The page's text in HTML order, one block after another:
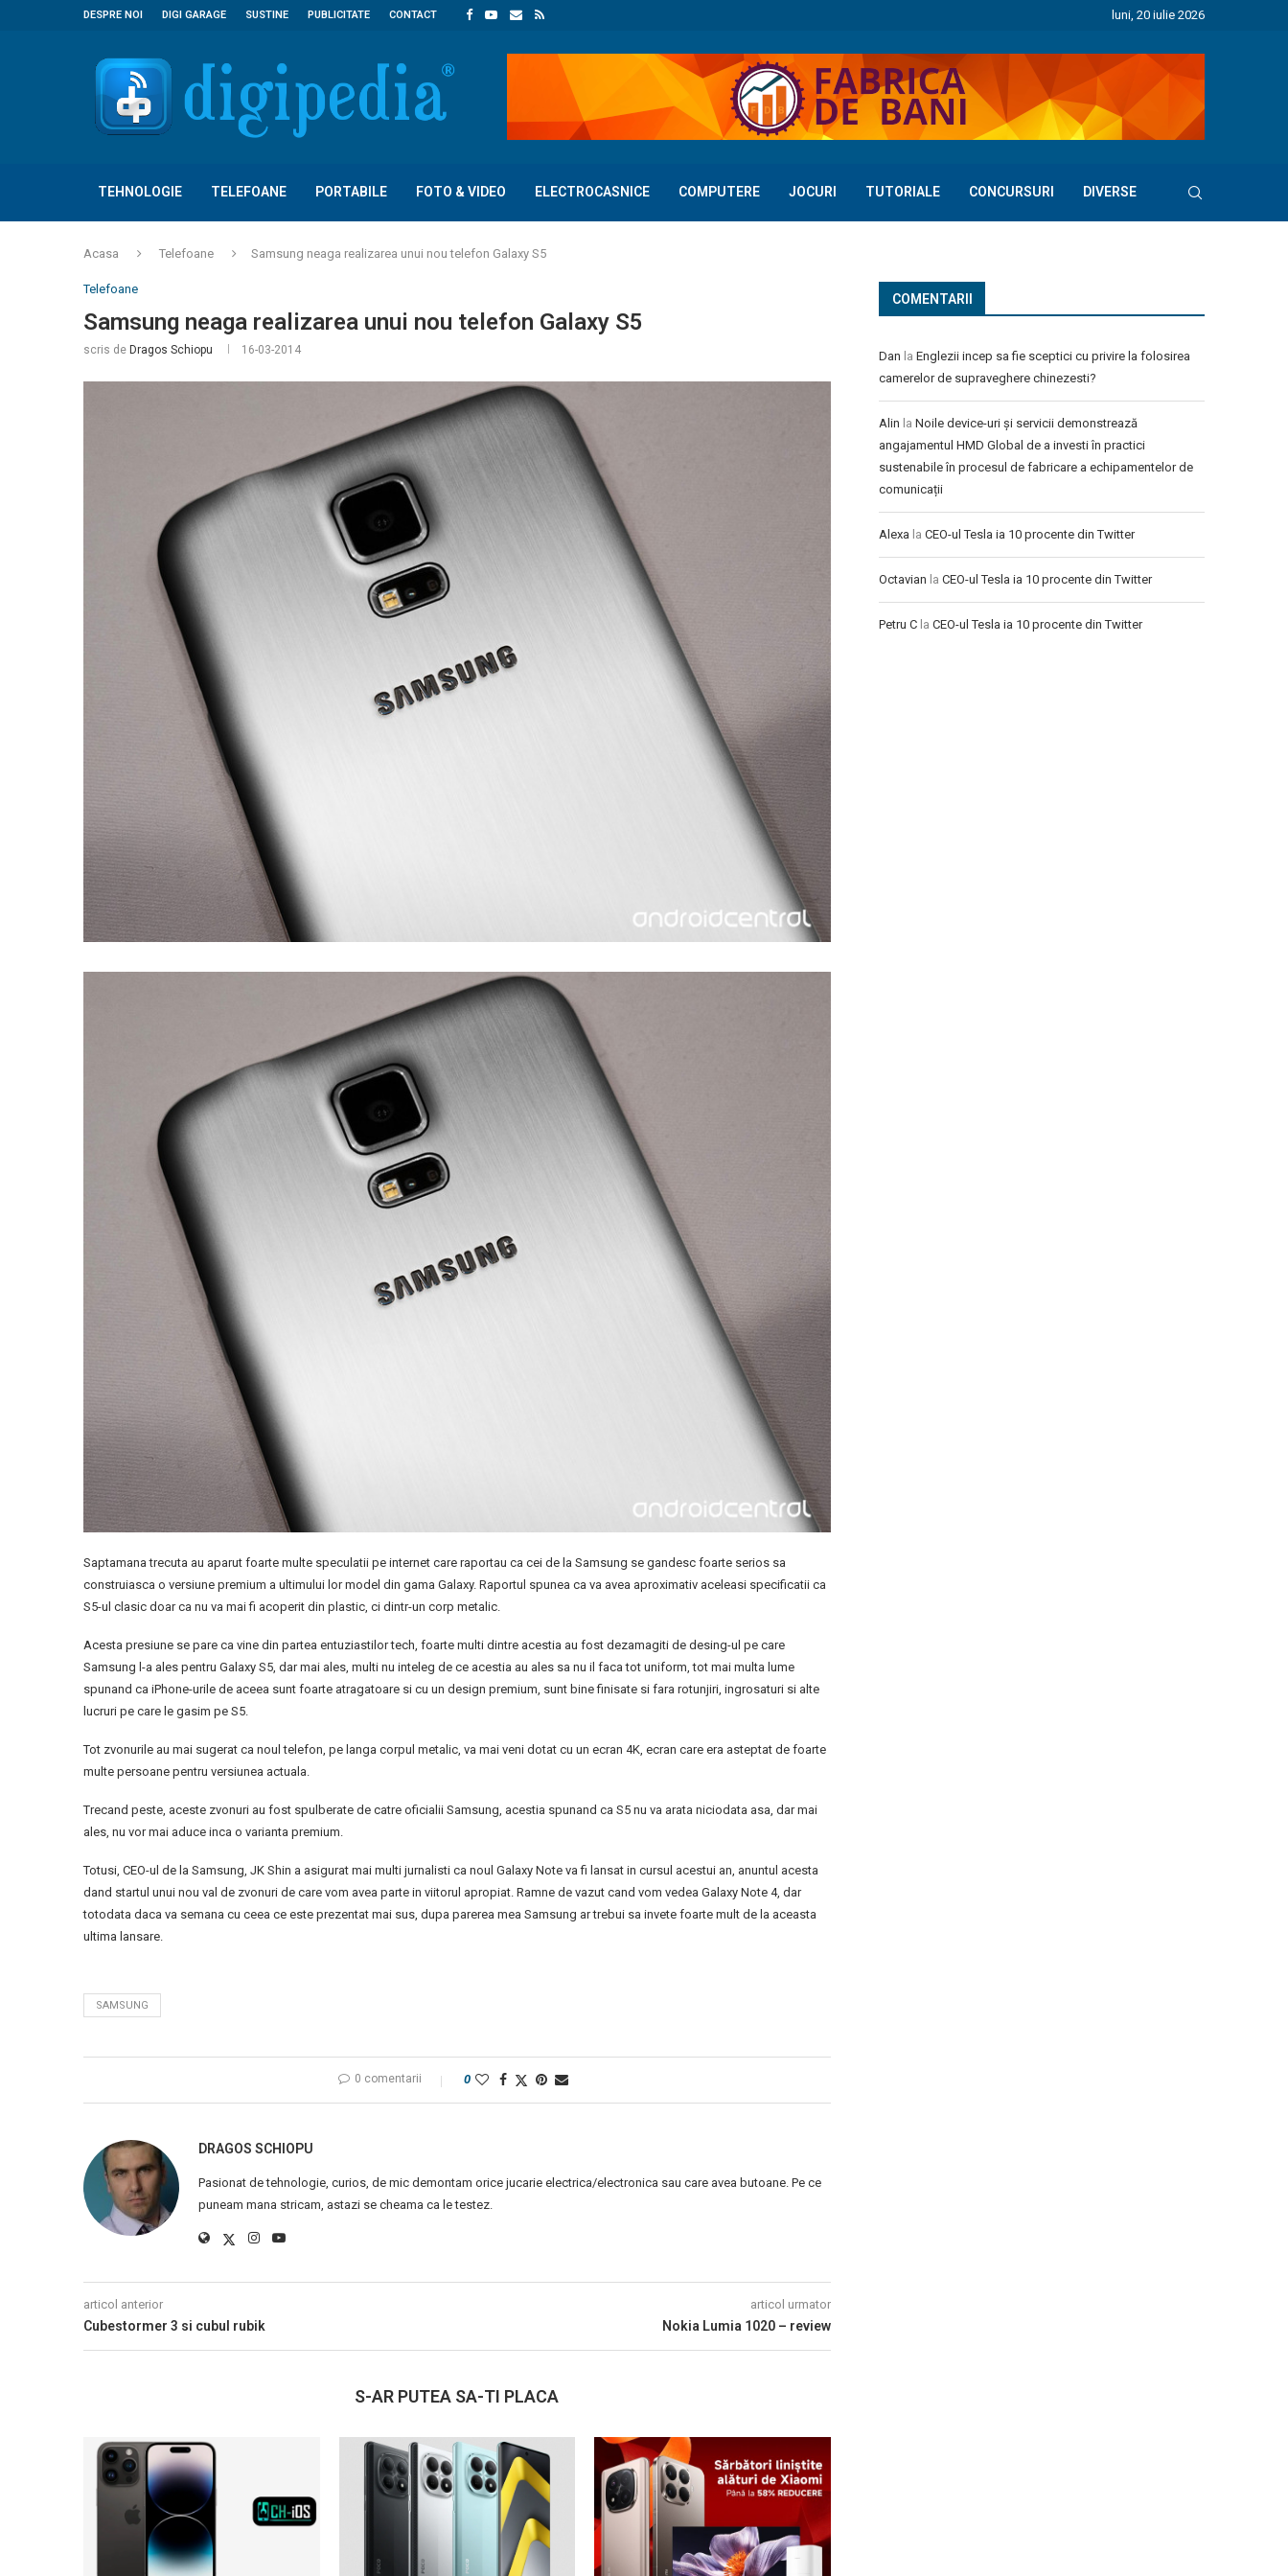
DESPRE NOI DIGI GARAGE SUSTINE PUBLICITATE CONTACT luni, 20 iulie 2026
TEHNOLOGIE TELEFOANE PORTABILE FOTO & VIDEO ELECTROCASNICE COMPUTERE JOCURI TUTORIALE CONCURSURI DIVERSE
Acasa Telefoane Samsung neaga realizarea unui nou telefon Galaxy S5
Telefoane
Samsung neaga realizarea unui nou telefon Galaxy S5
scris de Dragos Schiopu 16-03-2014
Saptamana trecuta au aparut foarte multe speculatii pe internet care raportau ca cei de la Samsung se gandesc foarte serios sa
construiasca o versiune premium a ultimului lor model din gama Galaxy. Raportul spunea ca va avea aproximativ aceleasi specificatii ca
S5-ul clasic doar ca nu va mai fi acoperit din plastic, ci dintr-un corp metalic.
Acesta presiune se pare ca vine din partea entuziastilor tech, foarte multi dintre acestia au fost dezamagiti de desing-ul pe care
Samsung l-a ales pentru Galaxy S5, dar mai ales, multi nu inteleg de ce acestia au ales sa nu il faca tot uniform, tot mai multa lume
spunand ca iPhone-urile de aceea sunt foarte atragatoare si cu un design premium, sunt bine finisate si fara rotunjiri, ingrosaturi si alte
lucruri pe care le gasim pe S5.
Tot zvonurile au mai sugerat ca noul telefon, pe langa corpul metalic, va mai veni dotat cu un ecran 4K, ecran care era asteptat de foarte
multe persoane pentru versiunea actuala.
Trecand peste, aceste zvonuri au fost spulberate de catre oficialii Samsung, acestia spunand ca S5 nu va arata niciodata asa, dar mai
ales, nu vor mai aduce inca o varianta premium.
Totusi, CEO-ul de la Samsung, JK Shin a asigurat mai multi jurnalisti ca noul Galaxy Note va fi lansat in cursul acestui an, anuntul acesta
dand startul unui nou val de zvonuri de care vom avea parte in viitorul apropiat. Ramne de vazut cand vom vedea Galaxy Note 4, dar
totodata daca va semana cu ceea ce este prezentat mai sus, dupa parerea mea Samsung ar trebui sa invete foarte mult de la aceasta
ultima lansare.
SAMSUNG
0 comentarii 0
DRAGOS SCHIOPU
Pasionat de tehnologie, curios, de mic demontam orice jucarie electrica/electronica sau care avea butoane. Pe ce
puneam mana stricam, astazi se cheama ca le testez.
articol anterior
Cubestormer 3 si cubul rubik
articol urmator
Nokia Lumia 1020 – review
S-AR PUTEA SA-TI PLACA
COMENTARII
Dan la Englezii incep sa fie sceptici cu privire la folosirea
camerelor de supraveghere chinezesti?
Alin la Noile device-uri și servicii demonstrează
angajamentul HMD Global de a investi în practici
sustenabile în procesul de fabricare a echipamentelor de
comunicații
Alexa la CEO-ul Tesla ia 10 procente din Twitter
Octavian la CEO-ul Tesla ia 10 procente din Twitter
Petru C la CEO-ul Tesla ia 10 procente din Twitter